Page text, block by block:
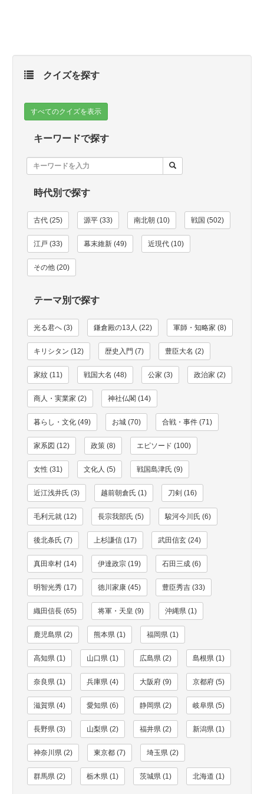
クイズを探す
すべてのクイズを表示
キーワードで探す
時代別で探す
古代 (25) 源平 (33) 南北朝 (10) 戦国 (502)
江戸 (33) 幕末維新 (49) 近現代 (10)
その他 (20)
テーマ別で探す
光る君へ (3) 鎌倉殿の13人 (22) 軍師・知略家 (8)
キリシタン (12) 歴史入門 (7) 豊臣大名 (2)
家紋 (11) 戦国大名 (48) 公家 (3) 政治家 (2)
商人・実業家 (2) 神社仏閣 (14)
暮らし・文化 (49) お城 (70) 合戦・事件 (71)
家系図 (12) 政策 (8) エピソード (100)
女性 (31) 文化人 (5) 戦国島津氏 (9)
近江浅井氏 (3) 越前朝倉氏 (1) 刀剣 (16)
毛利元就 (12) 長宗我部氏 (5) 駿河今川氏 (6)
後北条氏 (7) 上杉謙信 (17) 武田信玄 (24)
真田幸村 (14) 伊達政宗 (19) 石田三成 (6)
明智光秀 (17) 徳川家康 (45) 豊臣秀吉 (33)
織田信長 (65) 将軍・天皇 (9) 沖縄県 (1)
鹿児島県 (2) 熊本県 (1) 福岡県 (1)
高知県 (1) 山口県 (1) 広島県 (2) 島根県 (1)
奈良県 (1) 兵庫県 (4) 大阪府 (9) 京都府 (5)
滋賀県 (4) 愛知県 (6) 静岡県 (2) 岐阜県 (5)
長野県 (3) 山梨県 (2) 福井県 (2) 新潟県 (1)
神奈川県 (2) 東京都 (7) 埼玉県 (2)
群馬県 (2) 栃木県 (1) 茨城県 (1) 北海道 (1)